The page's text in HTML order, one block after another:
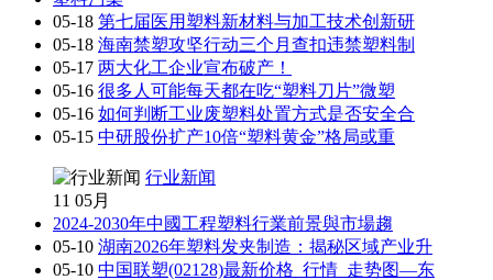
05-18 第七届医用塑料新材料与加工技术创新研
05-18 海南禁塑攻坚行动三个月查扣违禁塑料制
05-17 两大化工企业宣布破产！
05-16 很多人可能每天都在吃“塑料刀片”微塑
05-16 如何判断工业废塑料处置方式是否安全合
05-15 中研股份扩产10倍“塑料黄金”格局或重
行业新闻
11 05月
2024-2030年中國工程塑料行業前景與市場趨
05-10 湖南2026年塑料发夹制造：揭秘区域产业升
05-10 中国联塑(02128)最新价格_行情_走势图—东